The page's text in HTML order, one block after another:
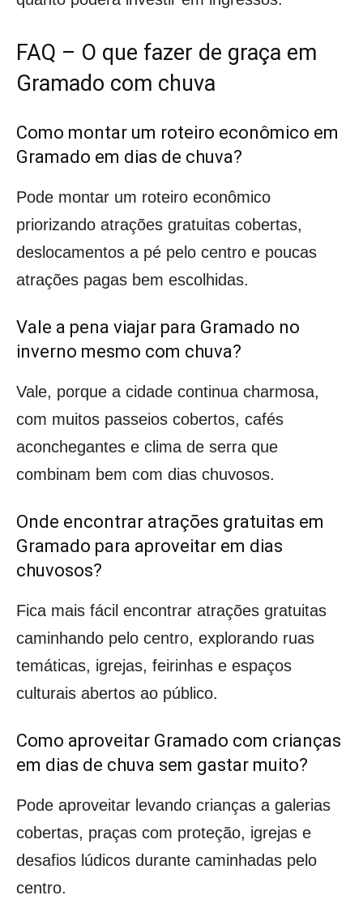
FAQ – O que fazer de graça em
Gramado com chuva
Como montar um roteiro econômico em
Gramado em dias de chuva?
Pode montar um roteiro econômico
priorizando atrações gratuitas cobertas,
deslocamentos a pé pelo centro e poucas
atrações pagas bem escolhidas.
Vale a pena viajar para Gramado no
inverno mesmo com chuva?
Vale, porque a cidade continua charmosa,
com muitos passeios cobertos, cafés
aconchegantes e clima de serra que
combinam bem com dias chuvosos.
Onde encontrar atrações gratuitas em
Gramado para aproveitar em dias
chuvosos?
Fica mais fácil encontrar atrações gratuitas
caminhando pelo centro, explorando ruas
temáticas, igrejas, feirinhas e espaços
culturais abertos ao público.
Como aproveitar Gramado com crianças
em dias de chuva sem gastar muito?
Pode aproveitar levando crianças a galerias
cobertas, praças com proteção, igrejas e
desafios lúdicos durante caminhadas pelo
centro.